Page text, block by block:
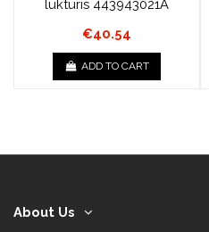
lukturis 443943021A
€40.54
ADD TO CART
About Us